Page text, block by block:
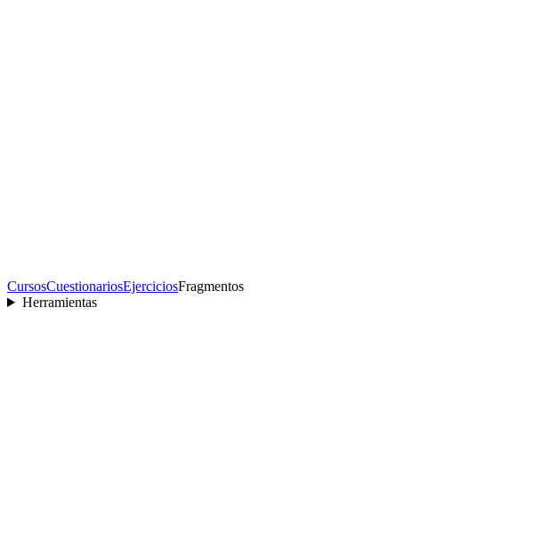
CursosCuestionariosEjerciciosFragmentos
Herramientas